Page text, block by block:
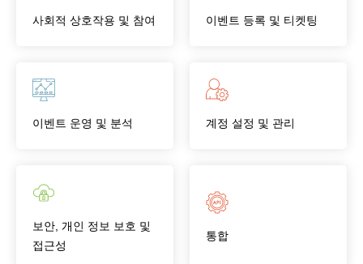
사회적 상호작용 및 참여 이벤트 등록 및 티켓팅
이벤트 운영 및 분석 계정 설정 및 관리
보안, 개인 정보 보호 및
접근성
통합